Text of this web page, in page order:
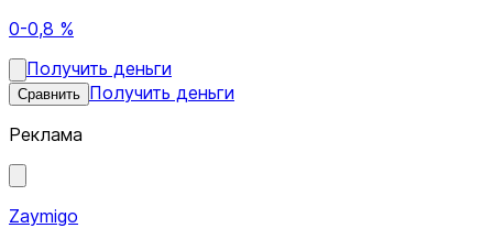
0-0,8 %
Получить деньги
Сравнить Получить деньги
Реклама
Zaymigo